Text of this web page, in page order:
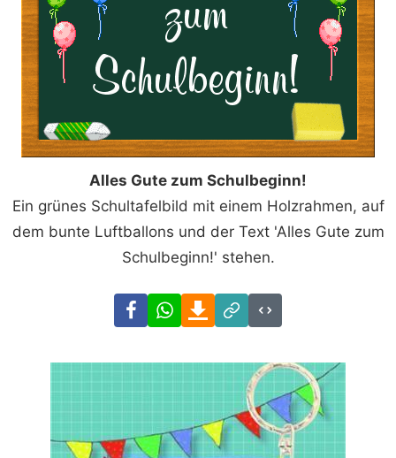
Alles Gute zum Schulbeginn!
Ein grünes Schultafelbild mit einem Holzrahmen, auf
dem bunte Luftballons und der Text 'Alles Gute zum
Schulbeginn!' stehen.
FacebookWhatsAppDownload
Link
Code